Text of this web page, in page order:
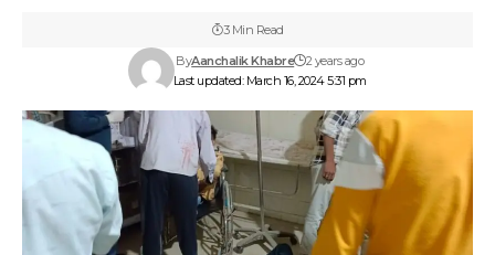
Last updated: March 16, 2024 5:31 pm
ByAanchalik Khabre 2 years ago
3 Min Read